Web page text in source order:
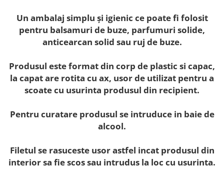
Un ambalaj simplu și igienic ce poate fi folosit
pentru balsamuri de buze, parfumuri solide,
anticearcan solid sau ruj de buze.
Produsul este format din corp de plastic si capac,
la capat are rotita cu ax, usor de utilizat pentru a
scoate cu usurinta produsul din recipient.
Pentru curatare produsul se intruduce in baie de
alcool.
Filetul se rasuceste usor astfel incat produsul din
interior sa fie scos sau intrudus la loc cu usurinta.